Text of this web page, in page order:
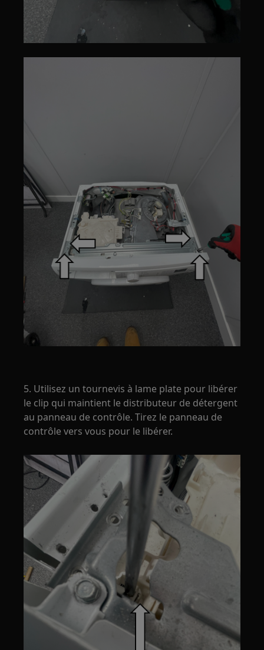
5. Utilisez un tournevis à lame plate pour libérer
le clip qui maintient le distributeur de détergent
au panneau de contrôle. Tirez le panneau de
contrôle vers vous pour le libérer.